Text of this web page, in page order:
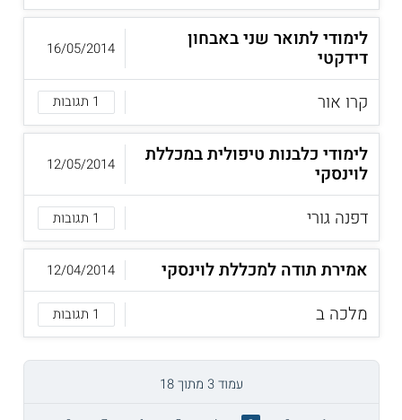
לימודי לתואר שני באבחון
דידקטי
קרו אור
1 תגובות
16/05/2014
לימודי כלבנות טיפולית במכללת
לוינסקי
דפנה גורי
1 תגובות
12/05/2014
אמירת תודה למכללת לוינסקי
מלכה ב
1 תגובות
12/04/2014
עמוד 3 מתוך 18